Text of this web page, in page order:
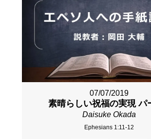
07/07/2019
素晴らしい祝福の実現 パ
Daisuke Okada
Ephesians 1:11-12